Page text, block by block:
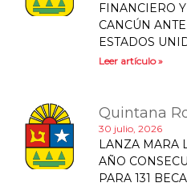
FINANCIERO
CANCÚN
ESTADOS
Leer artículo »
Quintana
30 julio, 2026
LANZA MARA
AÑO
PARA 131